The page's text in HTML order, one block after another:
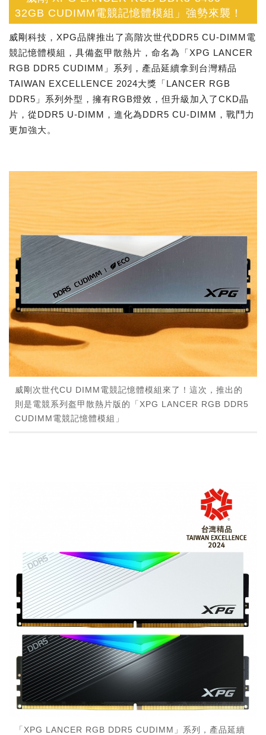
32GB CUDIMM電競記憶體模組」強勢來襲！
威剛科技，XPG品牌推出了高階次世代DDR5 CU-DIMM電
競記憶體模組，具備盔甲散熱片，命名為「XPG LANCER
RGB DDR5 CUDIMM」系列，產品延續拿到台灣精品
TAIWAN EXCELLENCE 2024大獎「LANCER RGB
DDR5」系列外型，擁有RGB燈效，但升級加入了CKD晶
片，從DDR5 U-DIMM，進化為DDR5 CU-DIMM，戰鬥力
更加強大。
威剛次世代CU DIMM電競記憶體模組來了！這次，推出的
則是電競系列盔甲散熱片版的「XPG LANCER RGB DDR5
CUDIMM電競記憶體模組」
「XPG LANCER RGB DDR5 CUDIMM」系列，產品延續